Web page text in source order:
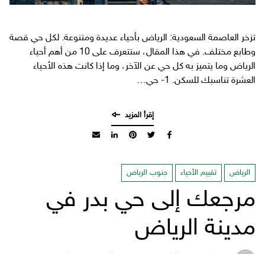
تزخر العاصمة السعودية: الرياض بأحياء عديدة ومتنوعة. لكل حي قصة
وطابع مختلف. في هذا المقال، ستتعرف على 10 من أهم أحياء
الرياض وما يتميز به كل حي عن الآخر، وما إذا كانت هذه الأحياء
العشرة تناسبك للسكن. 1- حي…
الرياض تقييم الأحياء جنوب الرياض
مرجعك إلى حي بدر في
مدينة الرياض